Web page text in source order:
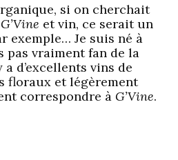
si on cherchait
G’Vine et vin, ce serait un
exemple… Je suis né à
pas vraiment fan de la
d’excellents vins de
floraux et légèrement
correspondre à G’Vine.